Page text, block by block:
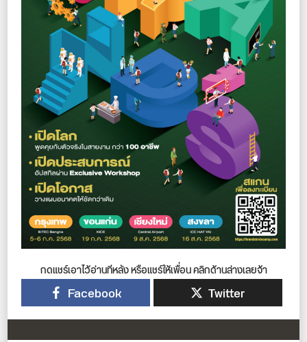
กดแชร์เอาไว้อ่านทีหลัง หรือแชร์ให้เพื่อน คลิกด้านล่างเลยจ้า
Facebook Twitter